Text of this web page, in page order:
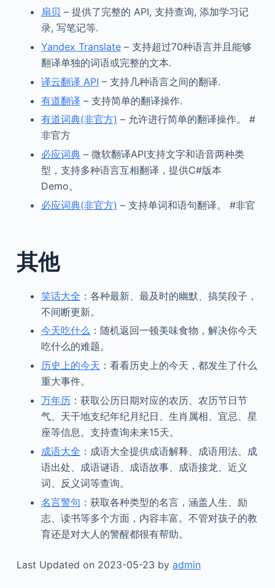
扇贝 – 提供了完整的 API, 支持查询, 添加学习记
录, 写笔记等.
Yandex Translate– 支持超过70种语言并且能够
翻译单独的词语或完整的文本.
译云翻译 API – 支持几种语言之间的翻译.
有道翻译 – 支持简单的翻译操作.
有道词典(非官方) – 允许进行简单的翻译操作。 #
非官方
必应词典– 微软翻译API支持文字和语音两种类
型，支持多种语言互相翻译，提供C#版本
Demo。
必应词典(非官方) – 支持单词和语句翻译。 #非官
其他
笑话大全 ：各种最新、最及时的幽默、搞笑段子，
不间断更新。
今天吃什么 ：随机返回一顿美味食物，解决你今天
吃什么的难题。
历史上的今天 ：看看历史上的今天，都发生了什么
重大事件。
万年历：获取公历日期对应的农历、农历节日节
气、天干地支纪年纪月纪日、生肖属相、宜忌、星
座等信息。支持查询未来15天。
成语大全 ：成语大全提供成语解释、成语用法、成
语出处、成语谜语、成语故事、成语接龙、近义
词、反义词等查询。
名言警句 ：获取各种类型的名言，涵盖人生、励
志、读书等多个方面，内容丰富。不管对孩子的教
育还是对大人的警醒都很有帮助。
Last Updated on 2023-05-23 by admin